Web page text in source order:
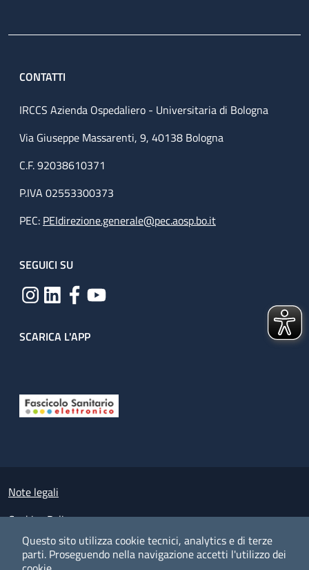
Questo sito utilizza cookie tecnici, analytics e di terze
parti. Proseguendo nella navigazione accetti l'utilizzo dei
CONTATTI
IRCCS Azienda Ospedaliero - Universitaria di Bologna
Via Giuseppe Massarenti, 9, 40138 Bologna
C.F. 92038610371
P.IVA 02553300373
PEC: PEIdirezione.generale@pec.aosp.bo.it
SEGUICI SU
SCARICA L'APP
Small prints
Note legali
Cookies Policy
Policy privacy e protezione del dato personale